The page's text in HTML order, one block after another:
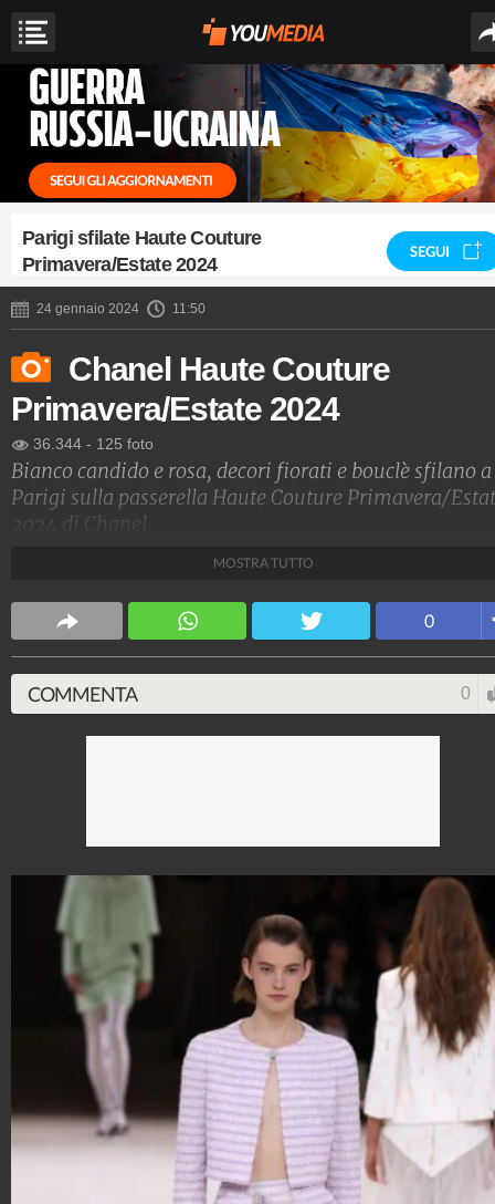
Parigi sfilate Haute Couture
Primavera/Estate 2024
SEGUI
24 gennaio 2024 11:50
Chanel Haute Couture
Primavera/Estate 2024
36.344 - 125 foto
Bianco candido e rosa, decori fiorati e bouclè sfilano a
Parigi sulla passerella Haute Couture Primavera/
2024 di Chanel
MOSTRA TUTTO
0
COMMENTA 0